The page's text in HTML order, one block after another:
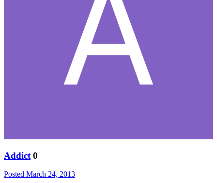
Addict 0
Posted March 24, 2013